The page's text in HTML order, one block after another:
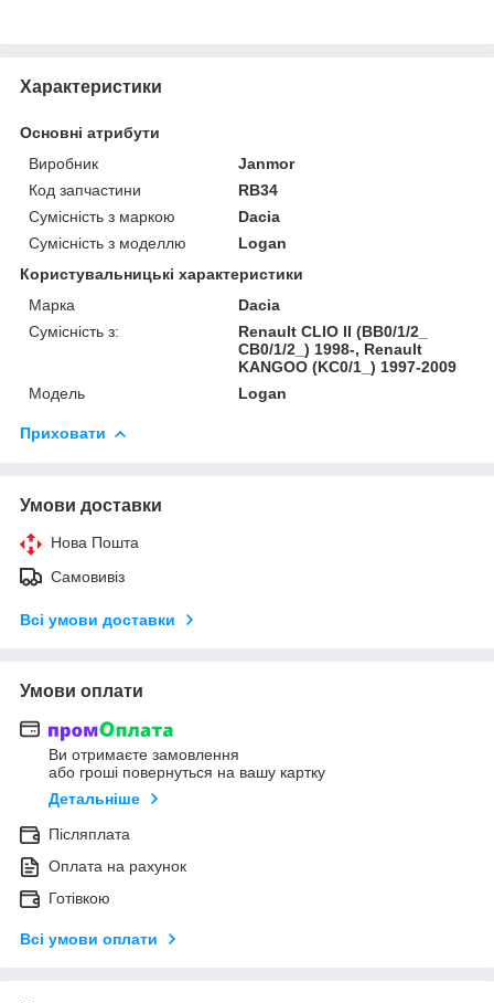
Характеристики
Основні атрибути
Виробник
Janmor
Код запчастини
RB34
Сумісність з маркою
Dacia
Сумісність з моделлю
Logan
Користувальницькі характеристики
Марка
Dacia
Сумісність з:
Renault CLIO II (BB0/1/2_
CB0/1/2_) 1998-, Renault
KANGOO (KC0/1_) 1997-2009
Модель
Logan
Приховати
Умови доставки
Нова Пошта
Самовивіз
Всі умови доставки
Умови оплати
Ви отримаєте замовлення
або гроші повернуться на вашу картку
Детальніше
Післяплата
Оплата на рахунок
Готівкою
Всі умови оплати